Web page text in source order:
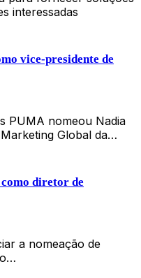
interessadas
vice-presidente de
PUMA nomeou Nadia
Global da…
diretor de
a nomeação de